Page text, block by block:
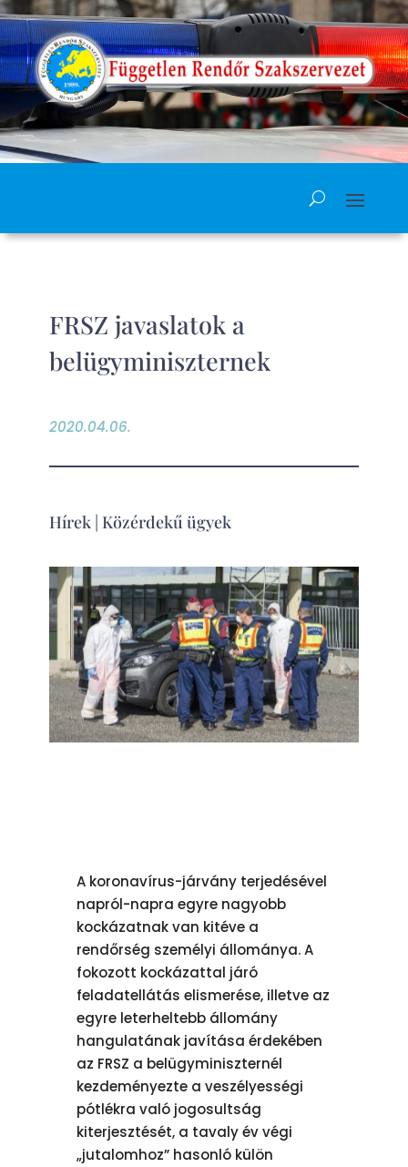
FRSZ javaslatok a
belügyminiszternek
2020.04.06.
Hírek| Közérdekű ügyek
A koronavírus-járvány terjedésével
napról-napra egyre nagyobb
kockázatnak van kitéve a
rendőrség személyi állománya. A
fokozott kockázattal járó
feladatellátás elismerése, illetve az
egyre leterheltebb állomány
hangulatának javítása érdekében
az FRSZ a belügyminiszternél
kezdeményezte a veszélyességi
pótlékra való jogosultság
kiterjesztését, a tavaly év végi
„jutalomhoz” hasonló külön